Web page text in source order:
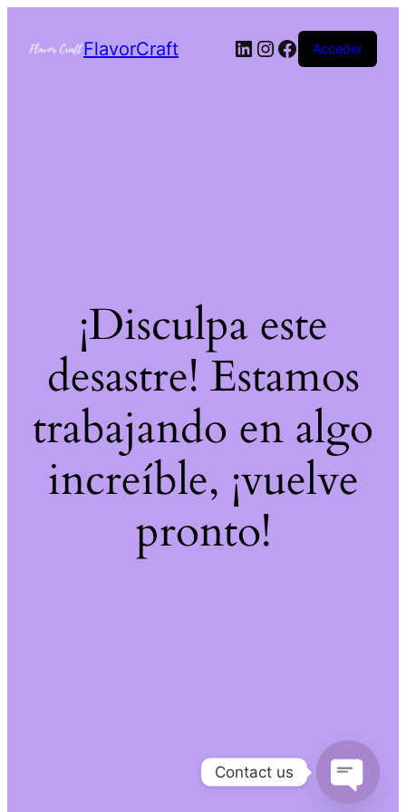
FlavorCraft Acceder
¡Disculpa este
desastre! Estamos
trabajando en algo
increíble, ¡vuelve
pronto!
Contact us